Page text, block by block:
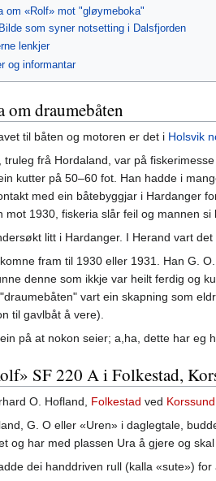
om «Rolf» mot "gløymeboka"
Bilde som syner notsetting i Dalsfjorden
lenkjer
og informantar
om draumebåten
til båten og motoren er det i Holsvik
truleg frå Hordaland, var på
kutter på 50–60 fot. Han hadde i
med ein båtebyggjar i Hardanger
mot 1930, fiskeria slår feil og mannen
litt i Hardanger. I Herand vart
fram til 1930 eller 1931. Han G.
denne som ikkje var heilt ferdig og
vart ein skapning som
til gavlbåt å vere).
på at nokon seier; a,ha, dette har eg
SF 220 A i Folkestad,
O. Hofland, Folkestad ved Korssund
G. O eller «Uren» i daglegtale,
og har med plassen Ura å gjere og
dei handdriven rull (kalla «sute»)